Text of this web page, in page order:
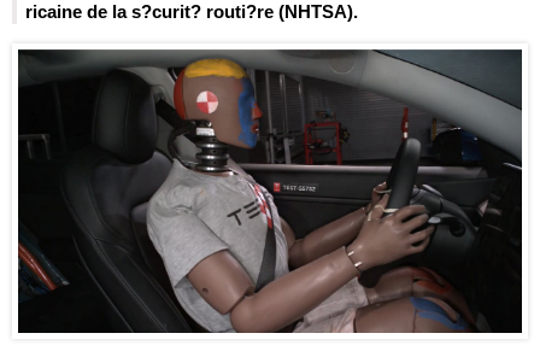
ricaine de la s?curit? routi?re (NHTSA).